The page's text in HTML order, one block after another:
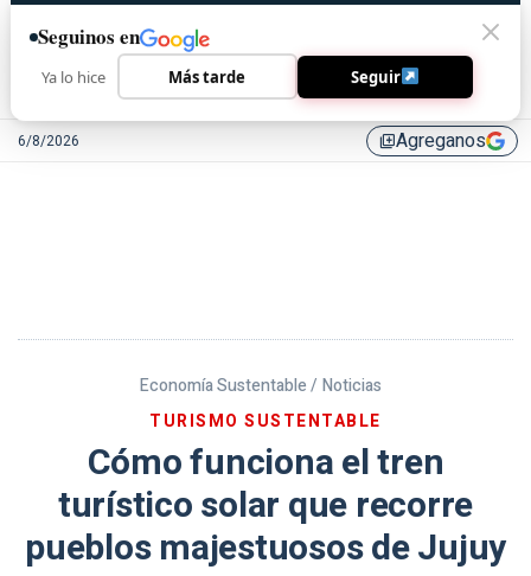
6/8/2026 library_addAgreganos
Economía Sustentable / Noticias
TURISMO SUSTENTABLE
Cómo funciona el tren
turístico solar que recorre
pueblos majestuosos de Jujuy
Seguinos en
Ya lo hice Más tarde Seguir